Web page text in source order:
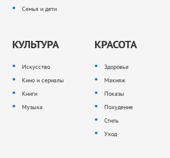
Семья и дети
КУЛЬТУРА
Искусство
Кино и сериалы
Книги
Музыка
КРАСОТА
Здоровье
Макияж
Показы
Похудение
Стиль
Уход